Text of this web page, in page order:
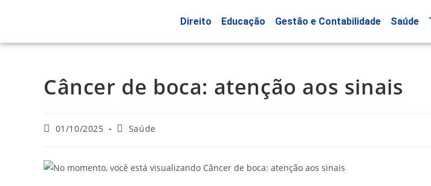
Direito Educação Gestão e Contabilidade Saúde
Câncer de boca: atenção aos sinais
01/10/2025 Saúde